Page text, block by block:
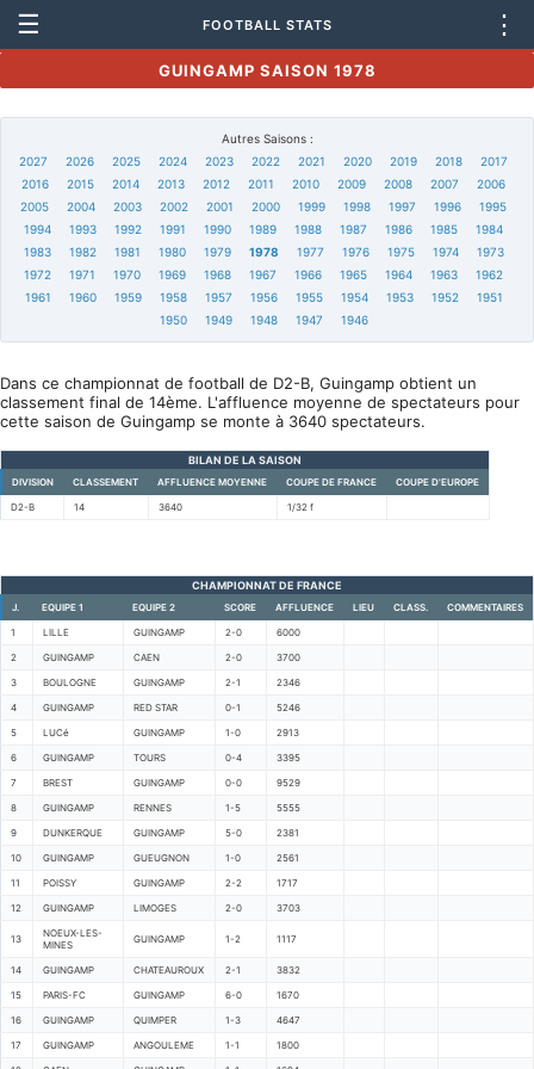
☰ FOOTBALL STATS ⋮
GUINGAMP SAISON 1978
Autres Saisons :
2027
2026 2025 2024 2023 2022 2021 2020 2019 2018
2017
2016
2015 2014 2013 2012 2011 2010 2009 2008 2007
2006
2005
2004 2003 2002 2001 2000 1999 1998 1997 1996
1995
1994
1993 1992 1991 1990 1989 1988 1987 1986 1985
1984
1983
1982 1981 1980 1979 1978 1977 1976 1975 1974
1973
1972
1971 1970 1969 1968 1967 1966 1965 1964 1963
1962
1961
1960 1959 1958 1957 1956 1955 1954 1953 1952
1951
1950
1949 1948 1947 1946
Dans ce championnat de football de D2-B, Guingamp obtient un
classement final de 14ème. L'affluence moyenne de spectateurs pour
cette saison de Guingamp se monte à 3640 spectateurs.
BILAN DE LA SAISON
DIVISION CLASSEMENT AFFLUENCE MOYENNE COUPE DE FRANCE COUPE D'EUROPE
D2-B 14 3640 1/32 f
CHAMPIONNAT DE FRANCE
J. EQUIPE 1 EQUIPE 2 SCORE AFFLUENCE LIEU CLASS. COMMENTAIRES
1 LILLE GUINGAMP 2-0 6000
2 GUINGAMP CAEN 2-0 3700
3 BOULOGNE GUINGAMP 2-1 2346
4 GUINGAMP RED STAR 0-1 5246
5 LUCé GUINGAMP 1-0 2913
6 GUINGAMP TOURS 0-4 3395
7 BREST GUINGAMP 0-0 9529
8 GUINGAMP RENNES 1-5 5555
9 DUNKERQUE GUINGAMP 5-0 2381
10 GUINGAMP GUEUGNON 1-0 2561
11 POISSY GUINGAMP 2-2 1717
12 GUINGAMP LIMOGES 2-0 3703
13
NOEUX-LES-
MINES
GUINGAMP 1-2 1117
14 GUINGAMP CHATEAUROUX 2-1 3832
15 PARIS-FC GUINGAMP 6-0 1670
16 GUINGAMP QUIMPER 1-3 4647
17 GUINGAMP ANGOULEME 1-1 1800